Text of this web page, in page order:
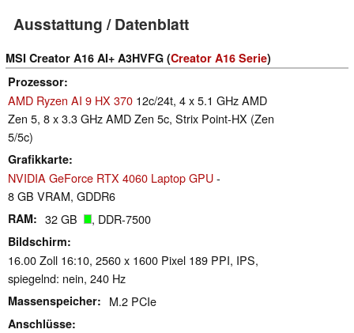
Ausstattung / Datenblatt
MSI Creator A16 AI+ A3HVFG (Creator A16 Serie)
Prozessor
AMD Ryzen AI 9 HX 370 12c/24t, 4 x 5.1 GHz AMD
Zen 5, 8 x 3.3 GHz AMD Zen 5c, Strix Point-HX (Zen
5/5c)
Grafikkarte
NVIDIA GeForce RTX 4060 Laptop GPU-
8 GB VRAM, GDDR6
RAM 32 GB , DDR-7500
Bildschirm
16.00 Zoll 16:10, 2560 x 1600 Pixel 189 PPI, IPS,
spiegelnd: nein, 240 Hz
Massenspeicher M.2 PCIe
Anschlüsse